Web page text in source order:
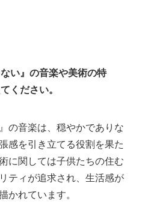
い』の音楽や美術の特
ください。
の音楽は、穏やかでありな
感を引き立てる役割を果た
に関しては子供たちの住む
ティが追求され、生活感が
かれています。